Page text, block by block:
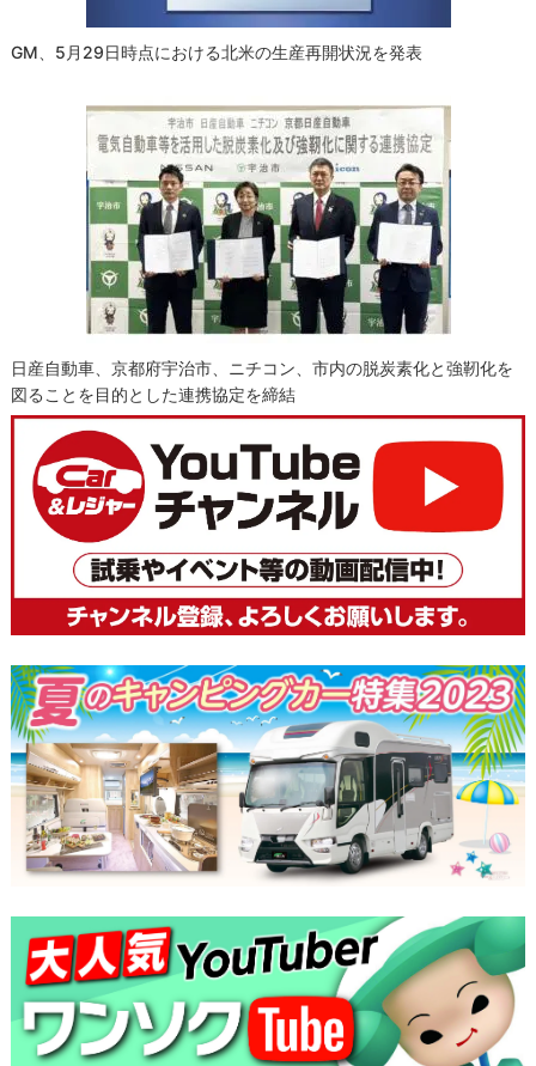
GM、5月29日時点における北米の生産再開状況を発表
日産自動車、京都府宇治市、ニチコン、市内の脱炭素化と強靭化を
図ることを目的とした連携協定を締結